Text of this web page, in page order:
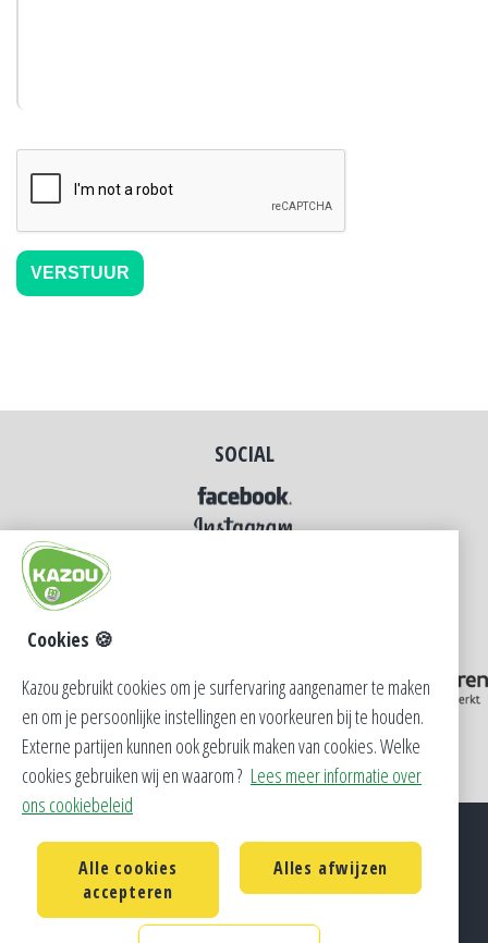
SOCIAL
Privacy Cookie Policy
Contact
CM Vlaanderen
Cookies 🍪
Kazou gebruikt cookies om je surfervaring aangenamer te maken
en om je persoonlijke instellingen en voorkeuren bij te houden.
Externe partijen kunnen ook gebruik maken van cookies. Welke
cookies gebruiken wij en waarom ? Lees meer informatie over
ons cookiebeleid
Alle cookies
accepteren
Alles afwijzen